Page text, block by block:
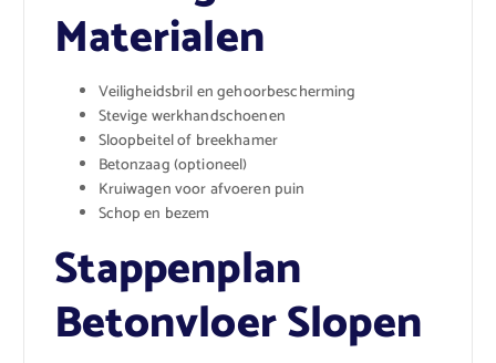
Materialen
Veiligheidsbril en gehoorbescherming
Stevige werkhandschoenen
Sloopbeitel of breekhamer
Betonzaag (optioneel)
Kruiwagen voor afvoeren puin
Schop en bezem
Stappenplan
Betonvloer Slopen